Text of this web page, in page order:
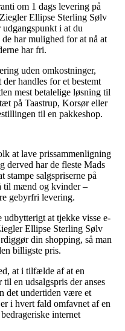
om 1 dags levering på
Ellipse Sterling Sølv
i at du
har mulighed for at nå at
har fri.
uden omkostninger,
handles for et bestemt
mest betalelige løsning til
på Taastrup, Korsør eller
til en pakkeshop.
at lave prissammenligning
derved har de fleste Mads
salgspriserne på
til mænd og kvinder –
gebyrfri levering.
at tjekke visse e-
Ellipse Sterling Sølv
din shopping, så man
billigste pris.
at i tilfælde af at en
en udsalgspris der anses
det undertiden være et
i hvert fald omfavnet af en
internet